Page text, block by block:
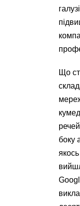
Що
боку